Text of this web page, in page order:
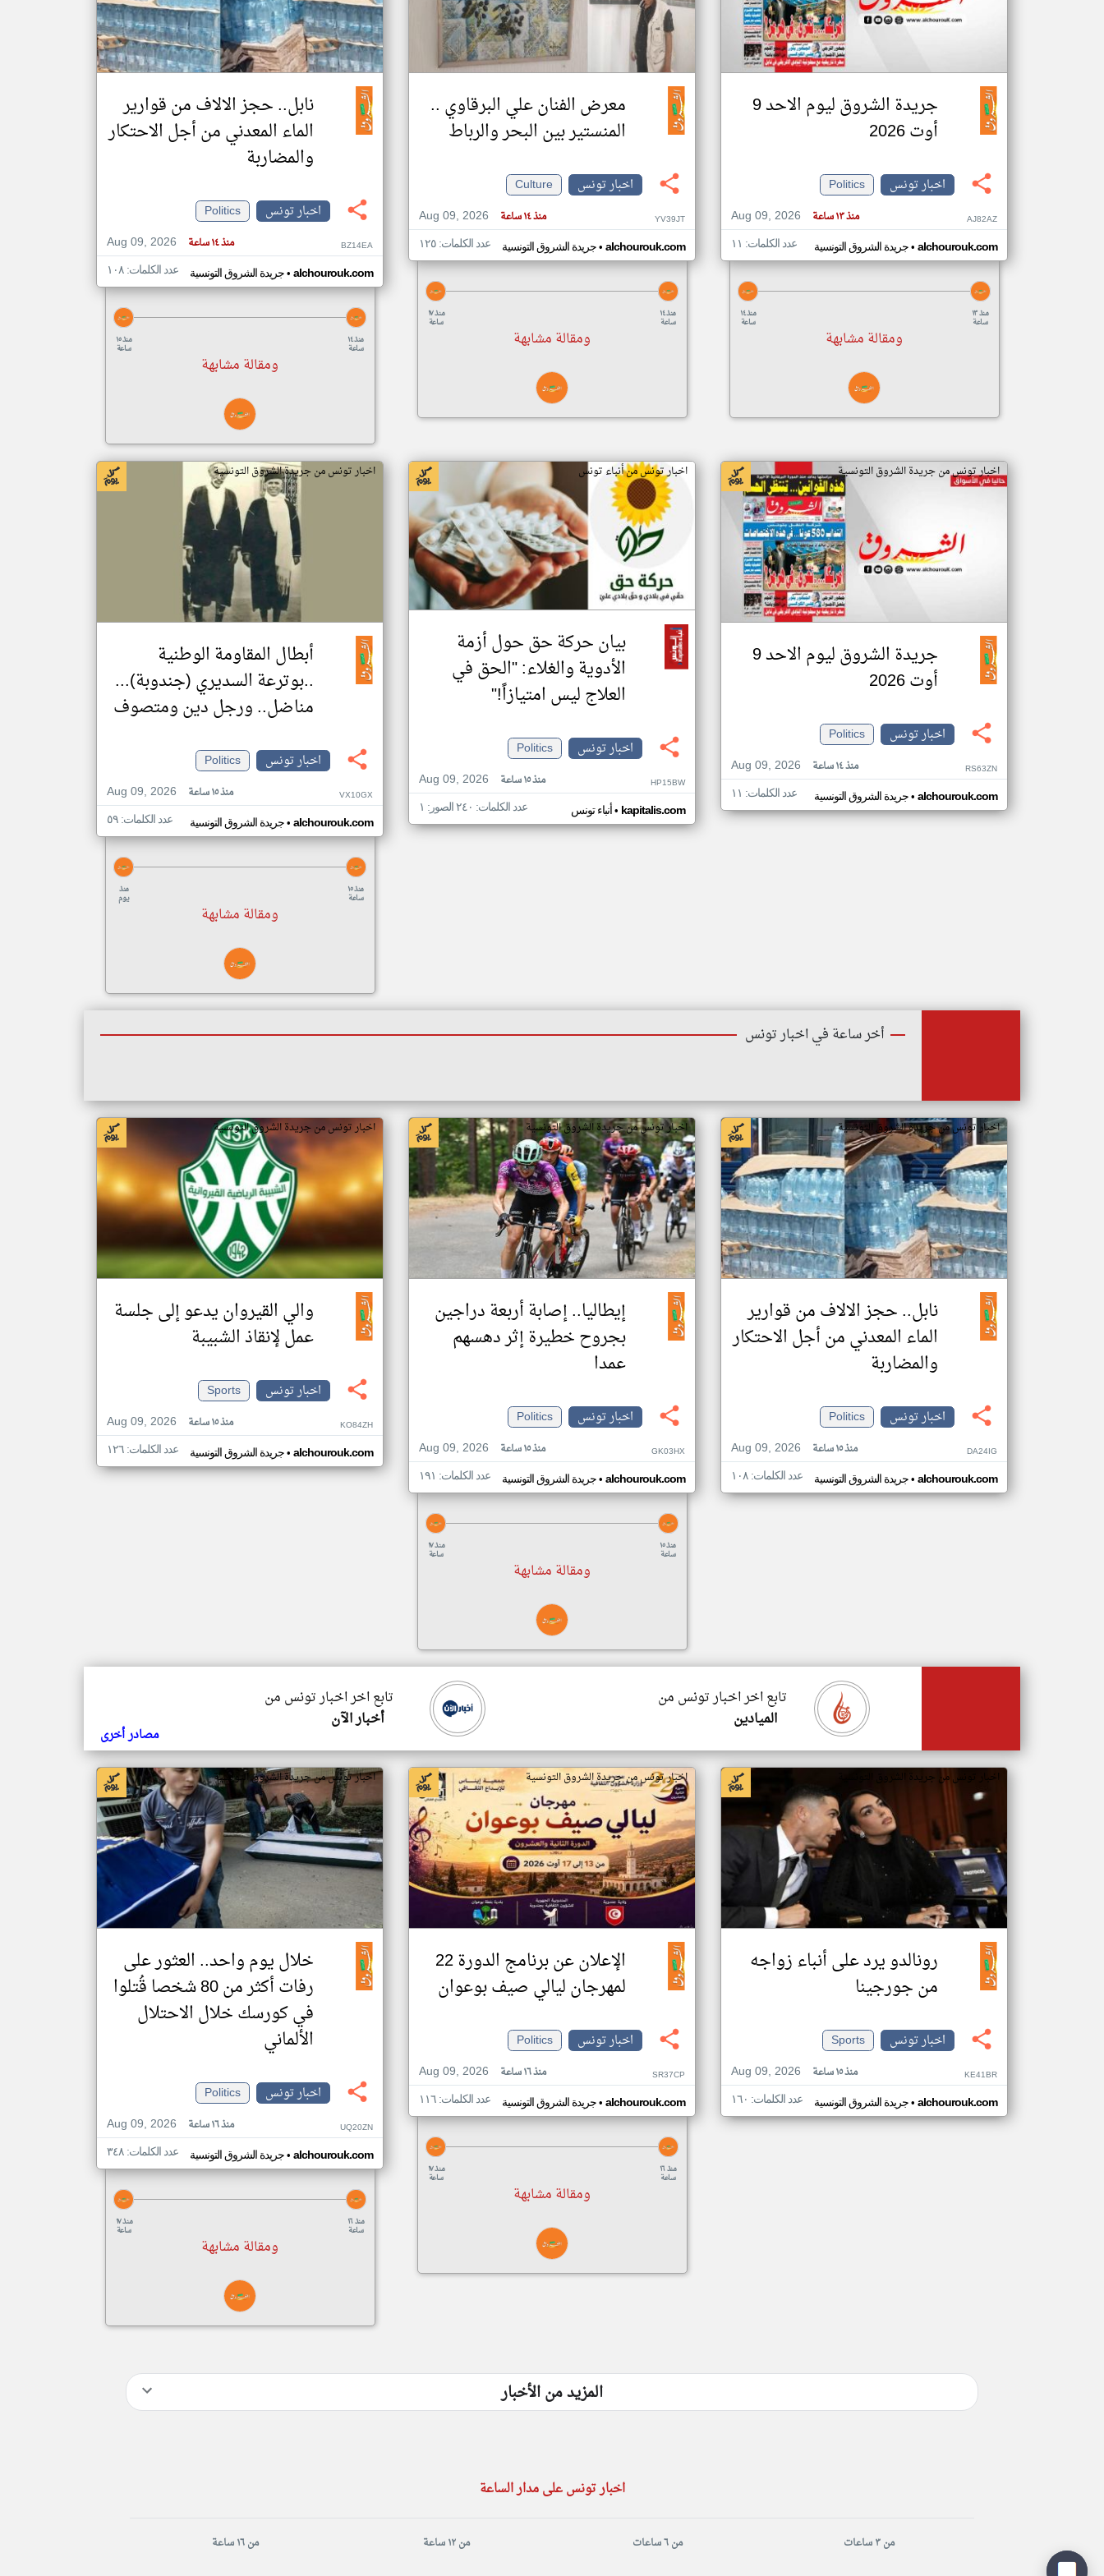
تغيير الدولة
اخبار تونس على مدار الساعة
أهم اخبار تونس العاجلة والمباشرة
جريدة الشروق ليوم الاحد 9
أوت 2026
اخبار تونس
Politics
Aug 09, 2026
منذ ١٣ ساعة AJ82AZ
جريدة الشروق التونسية• alchourouk.com عدد الكلمات: ١١
منذ ١٤
ساعة
منذ ١٣
ساعة
ومقالة مشابهة
معرض الفنان علي البرقاوي ..
المنستير بين البحر والرباط
اخبار تونس
Culture
Aug 09, 2026
منذ ١٤ ساعة YV39JT
جريدة الشروق التونسية• alchourouk.com عدد الكلمات: ١٢٥
منذ ١٧
ساعة
منذ ١٤
ساعة
ومقالة مشابهة
نابل.. حجز الالاف من قوارير
الماء المعدني من أجل الاحتكار
والمضاربة
اخبار تونس
Politics
Aug 09, 2026
منذ ١٤ ساعة BZ14EA
جريدة الشروق التونسية• alchourouk.com عدد الكلمات: ١٠٨
منذ ١٥
ساعة
منذ ١٤
ساعة
ومقالة مشابهة
اخبار تونس من جريدة الشروق التونسية
جريدة الشروق ليوم الاحد 9
أوت 2026
اخبار تونس
Politics
Aug 09, 2026
منذ ١٤ ساعة RS63ZN
جريدة الشروق التونسية• alchourouk.com عدد الكلمات: ١١
اخبار تونس من أنباء تونس
بيان حركة حق حول أزمة
الأدوية والغلاء: "الحق في
العلاج ليس امتيازاً!"
اخبار تونس
Politics
Aug 09, 2026
منذ ١٥ ساعة HP15BW
أنباء تونس• kapitalis.com عدد الكلمات: ٢٤٠ الصور: ١
اخبار تونس من جريدة الشروق التونسية
أبطال المقاومة الوطنية
..بوترعة السديري (جندوبة)...
مناضل.. ورجل دين ومتصوف
اخبار تونس
Politics
Aug 09, 2026
منذ ١٥ ساعة VX10GX
جريدة الشروق التونسية• alchourouk.com عدد الكلمات: ٥٩
منذ
يوم
منذ ١٥
ساعة
ومقالة مشابهة
أخر ساعة في اخبار تونس
اخبار تونس من جريدة الشروق التونسية
نابل.. حجز الالاف من قوارير
الماء المعدني من أجل الاحتكار
والمضاربة
اخبار تونس
Politics
Aug 09, 2026
منذ ١٥ ساعة DA24IG
جريدة الشروق التونسية• alchourouk.com عدد الكلمات: ١٠٨
اخبار تونس من جريدة الشروق التونسية
إيطاليا.. إصابة أربعة دراجين
بجروح خطيرة إثر دهسهم
عمدا
اخبار تونس
Politics
Aug 09, 2026
منذ ١٥ ساعة GK03HX
جريدة الشروق التونسية• alchourouk.com عدد الكلمات: ١٩١
منذ ١٧
ساعة
منذ ١٥
ساعة
ومقالة مشابهة
اخبار تونس من جريدة الشروق التونسية
والي القيروان يدعو إلى جلسة
عمل لإنقاذ الشبيبة
اخبار تونس
Sports
Aug 09, 2026
منذ ١٥ ساعة KO84ZH
جريدة الشروق التونسية• alchourouk.com عدد الكلمات: ١٢٦
تابع اخر اخبار تونس من
أخبار الآن
تابع اخر اخبار تونس من
الميادين
مصادر أخرى
اخبار تونس من جريدة الشروق التونسية
رونالدو يرد على أنباء زواجه
من جورجينا
اخبار تونس
Sports
Aug 09, 2026
منذ ١٥ ساعة KE41BR
جريدة الشروق التونسية• alchourouk.com عدد الكلمات: ١٦٠
اخبار تونس من جريدة الشروق التونسية
الإعلان عن برنامج الدورة 22
لمهرجان ليالي صيف بوعوان
اخبار تونس
Politics
Aug 09, 2026
منذ ١٦ ساعة SR37CP
جريدة الشروق التونسية• alchourouk.com عدد الكلمات: ١١٦
منذ ١٧
ساعة
منذ ١٦
ساعة
ومقالة مشابهة
اخبار تونس من جريدة الشروق التونسية
خلال يوم واحد.. العثور على
رفات أكثر من 80 شخصا قُتلوا
في كورسك خلال الاحتلال
الألماني
اخبار تونس
Politics
Aug 09, 2026
منذ ١٦ ساعة UQ20ZN
جريدة الشروق التونسية• alchourouk.com عدد الكلمات: ٣٤٨
منذ ١٧
ساعة
منذ ١٦
ساعة
ومقالة مشابهة
المزيد من الأخبار
اخبار تونس على مدار الساعة
من ٣ ساعات من ٦ ساعات من ١٢ ساعة من ١٦ ساعة
klyoum.com